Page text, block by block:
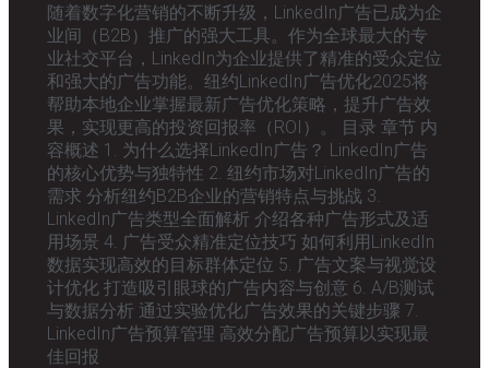
随着数字化营销的不断升级，LinkedIn广告已成为企
业间（B2B）推广的强大工具。作为全球最大的专
业社交平台，LinkedIn为企业提供了精准的受众定位
和强大的广告功能。纽约LinkedIn广告优化2025将
帮助本地企业掌握最新广告优化策略，提升广告效
果，实现更高的投资回报率（ROI）。 目录 章节 内
容概述 1. 为什么选择LinkedIn广告？ LinkedIn广告
的核心优势与独特性 2. 纽约市场对LinkedIn广告的
需求 分析纽约B2B企业的营销特点与挑战 3.
LinkedIn广告类型全面解析 介绍各种广告形式及适
用场景 4. 广告受众精准定位技巧 如何利用LinkedIn
数据实现高效的目标群体定位 5. 广告文案与视觉设
计优化 打造吸引眼球的广告内容与创意 6. A/B测试
与数据分析 通过实验优化广告效果的关键步骤 7.
LinkedIn广告预算管理 高效分配广告预算以实现最
佳回报